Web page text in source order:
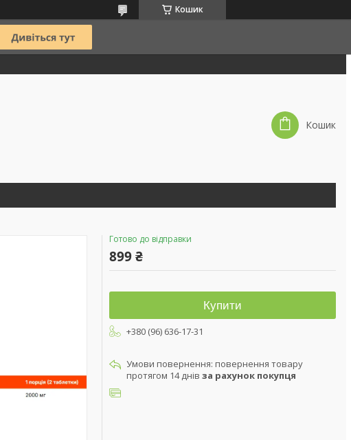
Кошик
Кошик
Готово до відправки
899 ₴
Купити
+380 (96) 636-17-31
повернення товару
протягом 14 днів за рахунок покупця